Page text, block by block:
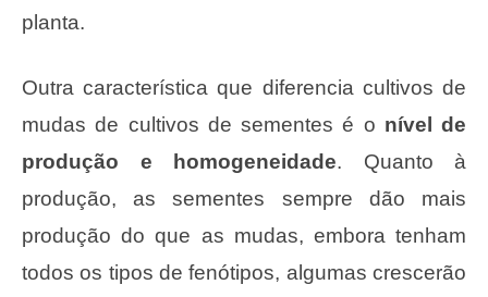
planta.
Outra característica que diferencia cultivos de
mudas de cultivos de sementes é o nível de
produção e homogeneidade. Quanto à
produção, as sementes sempre dão mais
produção do que as mudas, embora tenham
todos os tipos de fenótipos, algumas crescerão